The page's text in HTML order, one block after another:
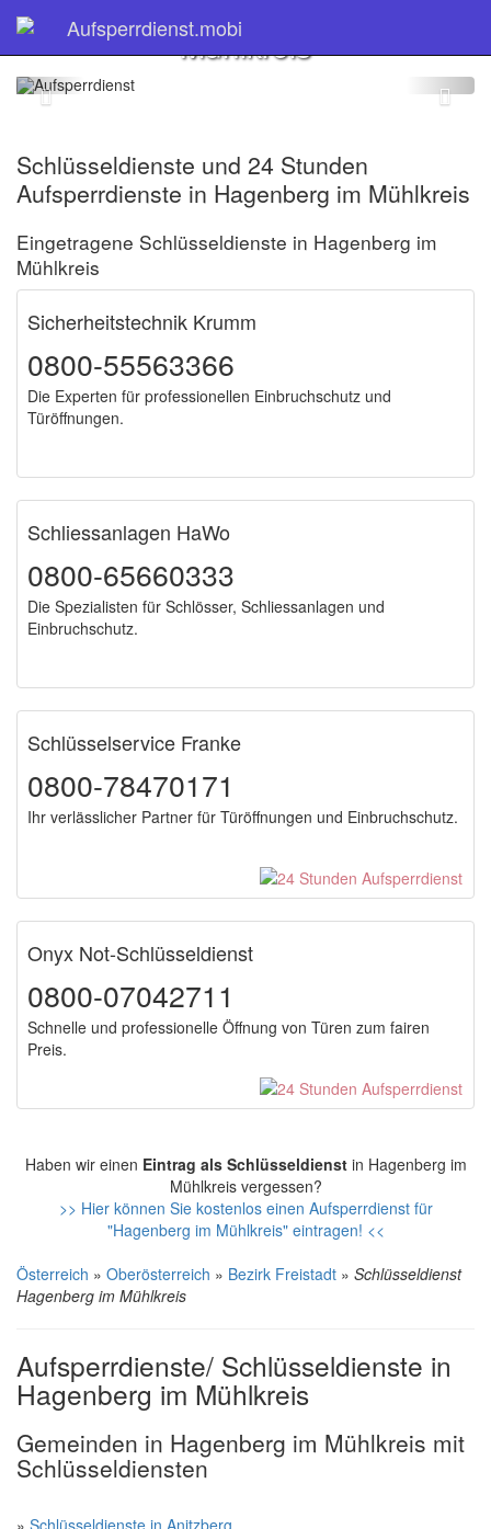
Aufsperrdienst.mobi
Hagenberg im
Mühlkreis
Schlüsseldienste und 24 Stunden
Aufsperrdienste in Hagenberg im Mühlkreis
Eingetragene Schlüsseldienste in Hagenberg im
Mühlkreis
Sicherheitstechnik Krumm
0800-55563366
Die Experten für professionellen Einbruchschutz und
Türöffnungen.
Schliessanlagen HaWo
0800-65660333
Die Spezialisten für Schlösser, Schliessanlagen und
Einbruchschutz.
Schlüsselservice Franke
0800-78470171
Ihr verlässlicher Partner für Türöffnungen und Einbruchschutz.
Onyx Not-Schlüsseldienst
0800-07042711
Schnelle und professionelle Öffnung von Türen zum fairen
Preis.
Haben wir einen Eintrag als Schlüsseldienstin Hagenberg im
Mühlkreis vergessen?
>> Hier können Sie kostenlos einen Aufsperrdienst für
"Hagenberg im Mühlkreis" eintragen! <<
Österreich » Oberösterreich » Bezirk Freistadt » Schlüsseldienst
Hagenberg im Mühlkreis
Aufsperrdienste/ Schlüsseldienste in
Hagenberg im Mühlkreis
Gemeinden in Hagenberg im Mühlkreis mit
Schlüsseldiensten
» Schlüsseldienste in Anitzberg